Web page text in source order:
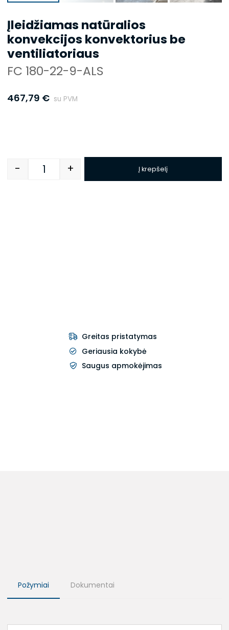
Įleidžiamas natūralios
konvekcijos konvektorius be
ventiliatoriaus
FC 180-22-9-ALS
467,79 € su PVM
Quantity
- + Į krepšelį
Greitas pristatymas
Geriausia kokybė
Saugus apmokėjimas
Požymiai Dokumentai